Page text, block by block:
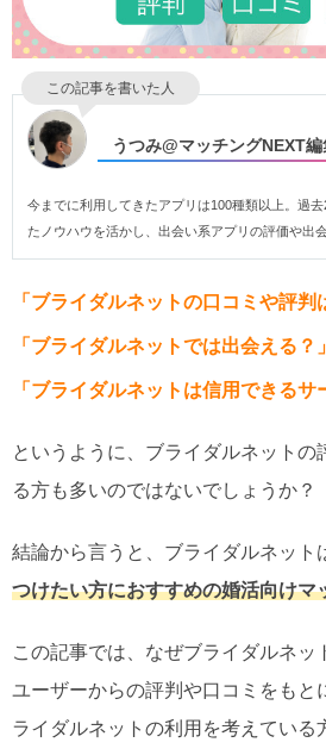
この記事を書いた人
うつみ@マッチングNEXT
今までに利用してきたアプリは100種類以上。過
たノウハウを活かし、出会い系アプリの評価や出
「ブライダルネットの口コミや評判
「ブライダルネットでは出会える？」
「ブライダルネットは信用できるサ
というように、ブライダルネットの
る方も多いのではないでしょうか？
結論から言うと、ブライダルネット
つけたい方におすすめの婚活向けマ
この記事では、なぜブライダルネッ
ユーザーからの評判や口コミをもと
ライダルネットの利用を考えている